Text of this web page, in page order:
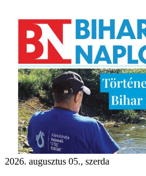
2026. augusztus 05., szerda